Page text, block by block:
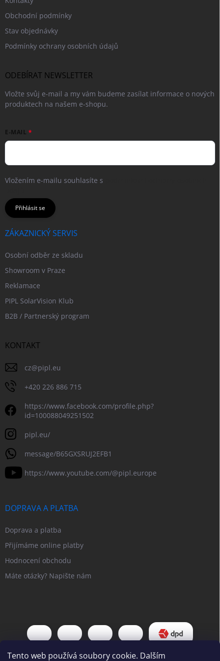
Tento web používá soubory cookie. Dalším
Obchodní podmínky
Stav objednávky
Podmínky ochrany osobních údajů
ODEBÍRAT NEWSLETTER
Vložte svůj e-mail a my vám budeme zasílat informace o nových
produktech na našem e-shopu.
E-MAIL
Vložením e-mailu souhlasíte s
Přihlásit se
ZÁKAZNICKÝ SERVIS
Osobní odběr ze skladu
Showroom v Praze
Reklamace
PIPL SolarVision Klub
B2B / Partnerský program
KONTAKT
cz@pipl.eu
+420 226 886 715
https://www.facebook.com/profile.php?
id=100088049251502
pipl.eu/
message/B65GXSRUJ2EFB1
https://www.youtube.com/@pipl.europe
DOPRAVA A PLATBA
Doprava a platba
Přijímáme online platby
Hodnocení obchodu
Máte otázky? Napište nám